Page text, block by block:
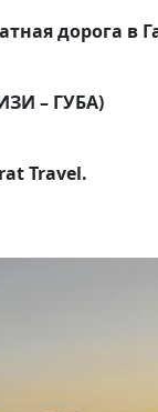
дорога в
– ГУБА)
Travel.